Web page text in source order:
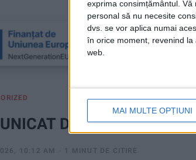
exprima consimțământul. Vă
personal să nu necesite
dvs. se vor aplica numai
în orice moment, revenind
web.
MAI MULTE OPȚIUNI
DE PRESĂ
10:12 AM 1 MINUT DE CITIRE